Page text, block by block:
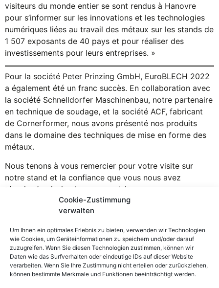
Cookie-Zustimmung
verwalten
Um Ihnen ein optimales Erlebnis zu bieten, verwenden wir Technologien
wie Cookies, um Geräteinformationen zu speichern und/oder darauf
zuzugreifen. Wenn Sie diesen Technologien zustimmen, können wir
Daten wie das Surfverhalten oder eindeutige IDs auf dieser Website
verarbeiten. Wenn Sie Ihre Zustimmung nicht erteilen oder zurückziehen,
können bestimmte Merkmale und Funktionen beeinträchtigt werden.
visiteurs du monde entier se sont rendus à Hanovre
pour s’informer sur les innovations et les technologies
numériques liées au travail des métaux sur les stands de
1 507 exposants de 40 pays et pour réaliser des
investissements pour leurs entreprises. »
Pour la société Peter Prinzing GmbH, EuroBLECH 2022
a également été un franc succès. En collaboration avec
la société Schnelldorfer Maschinenbau, notre partenaire
en technique de soudage, et la société ACF, fabricant
de Cornerformer, nous avons présenté nos produits
dans le domaine des techniques de mise en forme des
métaux.
Nous tenons à vous remercier pour votre visite sur
notre stand et la confiance que vous nous avez
témoignée ainsi qu’en nos produits.
CONTACT
Peter Prinzing
GmbH
Siechenlach 2
89173 Lonsee-
LÉGAL
Mentions
légales
Politique de
confidentialité